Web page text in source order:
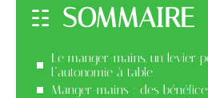
SOMMAIRE
Le manger-mains, un levier
l’autonomie à table
Manger-mains : des